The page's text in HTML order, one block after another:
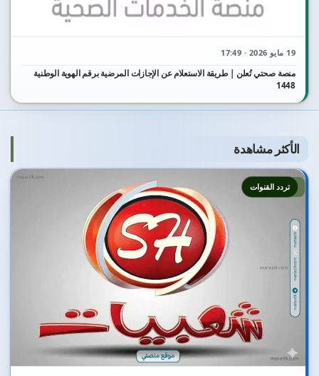
19 مايو 2026 · 17:49
منصة صحتي تُعلن | طريقة الاستعلام عن الإجازات المرضية برقم الهوية الوطنية
1448
الأكثر مشاهدة
1 تردد القنوات